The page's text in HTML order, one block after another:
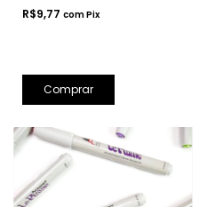
R$9,77 comPix
Comprar